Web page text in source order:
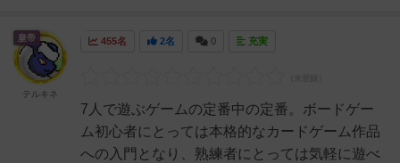
455名 2名 0 充実
7人で遊ぶゲームの定番中の定番。ボードゲー
ム初心者にとっては本格的なカードゲーム作品
への入門となり、熟練者にとっては気軽に遊べ
皇帝
テルキネ